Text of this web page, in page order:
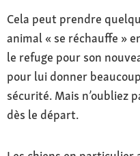
Cela peut prendre
animal « se réchauffe »
le refuge pour son
pour lui donner
sécurité. Mais n’oubliez
dès le départ.